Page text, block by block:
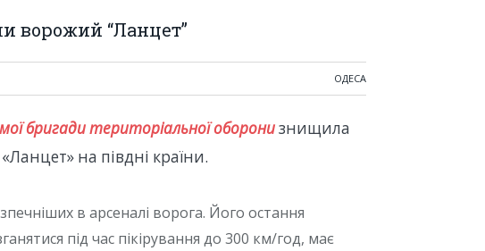
ворожий “Ланцет”
ОДЕСА
бригади територіальної оборонизнищила
на півдні країни.
в арсеналі ворога. Його остання
під час пікірування до 300 км/год, має